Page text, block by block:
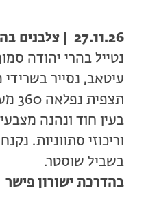
27.11.26 | צלבנים בהרי יהודה
נטייל בהרי יהודה
עיטאב, נסייר בשרידי
בעין חוד ונהנה
וריכוזי סתווניות.
בשביל שוסטר.
בהדרכת ישורון פישר